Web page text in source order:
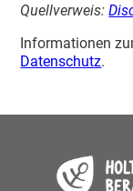
Quell­verweis:
Infor­ma­tionen
Daten­schutz.